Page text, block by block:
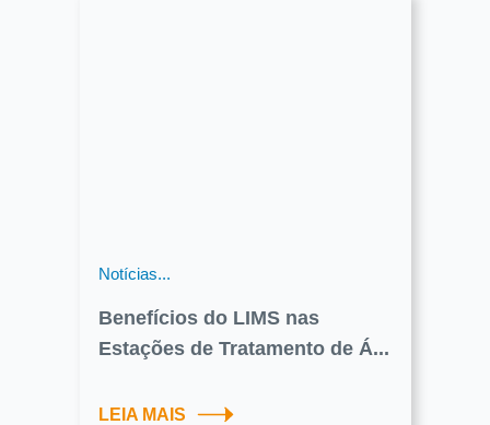
Notícias...
Benefícios do LIMS nas
Estações de Tratamento de Á...
LEIA MAIS